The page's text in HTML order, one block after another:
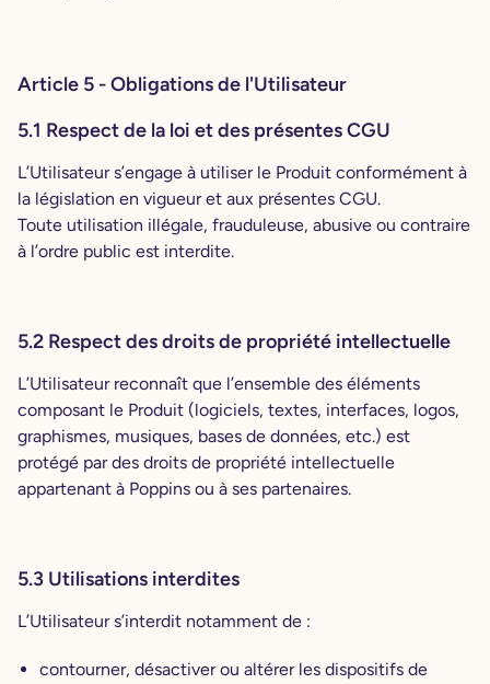
Article 5 - Obligations de l'Utilisateur
5.1 Respect de la loi et des présentes CGU
L’Utilisateur s’engage à utiliser le Produit conformément à
la législation en vigueur et aux présentes CGU.
Toute utilisation illégale, frauduleuse, abusive ou contraire
à l’ordre public est interdite.
5.2 Respect des droits de propriété intellectuelle
L’Utilisateur reconnaît que l’ensemble des éléments
composant le Produit (logiciels, textes, interfaces, logos,
graphismes, musiques, bases de données, etc.) est
protégé par des droits de propriété intellectuelle
appartenant à Poppins ou à ses partenaires.
5.3 Utilisations interdites
L’Utilisateur s’interdit notamment de :
contourner, désactiver ou altérer les dispositifs de